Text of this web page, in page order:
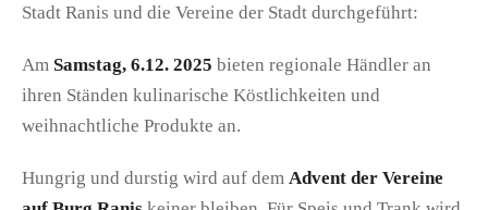
Stadt Ranis und die Vereine der Stadt durchgeführt:
Am Samstag, 6.12. 2025 bieten regionale Händler an
ihren Ständen kulinarische Köstlichkeiten und
weihnachtliche Produkte an.
Hungrig und durstig wird auf dem Advent der Vereine